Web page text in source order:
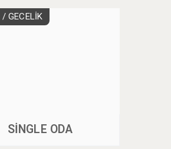
/ GECELİK
SİNGLE ODA